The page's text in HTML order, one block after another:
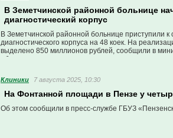
В Земетчинской районной больнице
диагностический корпус
В Земетчинской районной больнице приступили к
диагностического корпуса на 48 коек. На
выделено 850 миллионов рублей, сообщили в
области.
Клиники 7 августа 2025, 10:30
На Фонтанной площади в Пензе у
Об этом сообщили в пресс-службе ГБУЗ